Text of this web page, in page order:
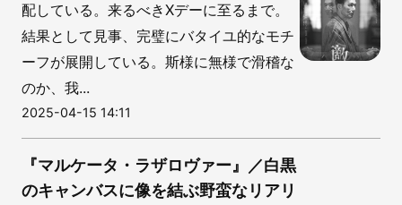
配している。来るべきXデーに至るまで。
結果として見事、完璧にバタイユ的なモチ
ーフが展開している。斯様に無様で滑稽な
のか、我...
2025-04-15 14:11
『マルケータ・ラザロヴァー』／白黒
のキャンバスに像を結ぶ野蛮なリアリ